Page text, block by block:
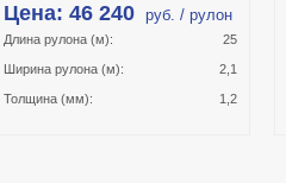
Цена: 46 240 руб. / рулон
Длина рулона (м): 25
Ширина рулона (м): 2,1
Толщина (мм): 1,2